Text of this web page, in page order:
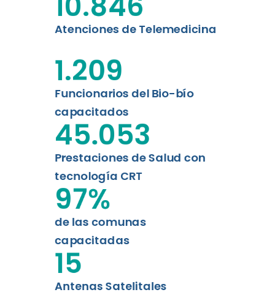
Atenciones de Telemedicina
Funcionarios del Bio-bío
capacitados
1.209
Prestaciones de Salud con
tecnología CRT
45.053
de las comunas
capacitadas
97%
Antenas Satelitales
15